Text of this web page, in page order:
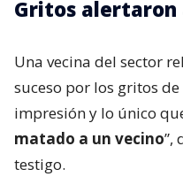
Gritos alertaron
Una vecina del sector
suceso por los gritos
impresión y lo único
matado a un vecino”,
testigo.